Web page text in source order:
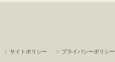
サイトポリシー プライバシーポリシー